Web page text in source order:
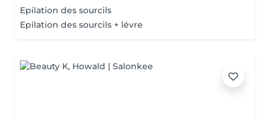
Epilation des sourcils
Epilation des sourcils + lévre